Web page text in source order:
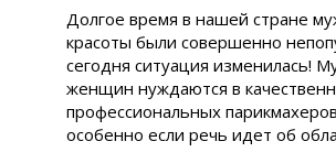
Долгое время в нашей стране
красоты были совершенно
сегодня ситуация изменилась!
женщин нуждаются в
профессиональных
особенно если речь идет об